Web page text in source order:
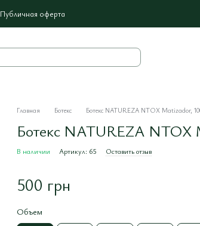
Публичная оферта
Главная Ботекс Ботекс NATUREZA NTOX Matizador,
Ботекс NATUREZA NTOX
В наличии Артикул: 65 Оставить отзыв
500 грн
Объем